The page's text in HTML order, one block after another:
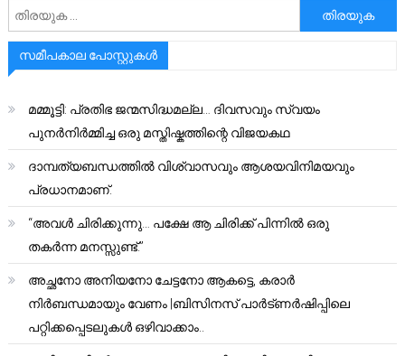
അനേഷിക്കുക
സമീപകാല പോസ്റ്റുകൾ
മമ്മൂട്ടി: പ്രതിഭ ജന്മസിദ്ധമല്ല… ദിവസവും സ്വയം
പുനർനിർമ്മിച്ച ഒരു മസ്തിഷ്കത്തിന്റെ വിജയകഥ
ദാമ്പത്യബന്ധത്തിൽ വിശ്വാസവും ആശയവിനിമയവും
പ്രധാനമാണ്.
“അവൾ ചിരിക്കുന്നു… പക്ഷേ ആ ചിരിക്ക് പിന്നിൽ ഒരു
തകർന്ന മനസ്സുണ്ട്.”
അച്ഛനോ അനിയനോ ചേട്ടനോ ആകട്ടെ, കരാർ
നിർബന്ധമായും വേണം |ബിസിനസ് പാർട്ണർഷിപ്പിലെ
പറ്റിക്കപ്പെടലുകൾ ഒഴിവാക്കാം..